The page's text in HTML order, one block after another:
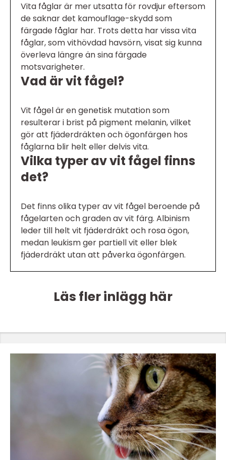
Vita fåglar är mer utsatta för rovdjur eftersom
de saknar det kamouflage-skydd som
färgade fåglar har. Trots detta har vissa vita
fåglar, som vithövdad havsörn, visat sig kunna
överleva längre än sina färgade
motsvarigheter.
Vad är vit fågel?
Vit fågel är en genetisk mutation som
resulterar i brist på pigment melanin, vilket
gör att fjäderdräkten och ögonfärgen hos
fåglarna blir helt eller delvis vita.
Vilka typer av vit fågel finns
det?
Det finns olika typer av vit fågel beroende på
fågelarten och graden av vit färg. Albinism
leder till helt vit fjäderdräkt och rosa ögon,
medan leukism ger partiell vit eller blek
fjäderdräkt utan att påverka ögonfärgen.
Läs fler inlägg här